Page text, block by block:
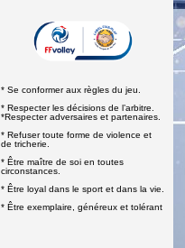
* Se conformer aux règles du jeu.
* Respecter les décisions de l’arbitre.
*Respecter adversaires et partenaires.
* Refuser toute forme de violence et
de tricherie.
* Être maître de soi en toutes
circonstances.
* Être loyal dans le sport et dans la vie.
* Être exemplaire, généreux et tolérant